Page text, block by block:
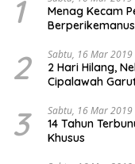
1
Menag Kecam
2 Sabtu, 16 Mar 2019
2 Hari Hilang,
Cipalawah
3 Sabtu, 16 Mar 2019
14 Tahun
Khusus